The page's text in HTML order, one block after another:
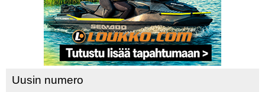
Uusin numero